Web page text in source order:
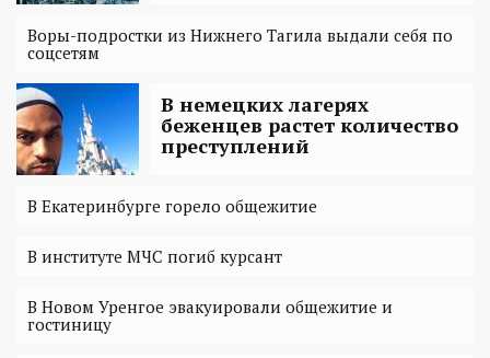
Воры-подростки из Нижнего Тагила выдали себя по
соцсетям
В немецких лагерях
беженцев растет количество
преступлений
В Екатеринбурге горело общежитие
В институте МЧС погиб курсант
В Новом Уренгое эвакуировали общежитие и
гостиницу